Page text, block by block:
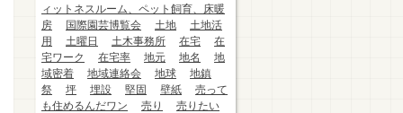
ィットネスルーム、ペット飼育、床暖
房
国際園芸博覧会 土地
土地活
用
土曜日 土木事務所 在宅
在
宅ワーク
在宅率 地元 地名
地
域密着
地域連絡会 地球
地鎮
祭
坪 埋設 堅固 壁紙
売って
も住めるんだワン
売り
売りたい